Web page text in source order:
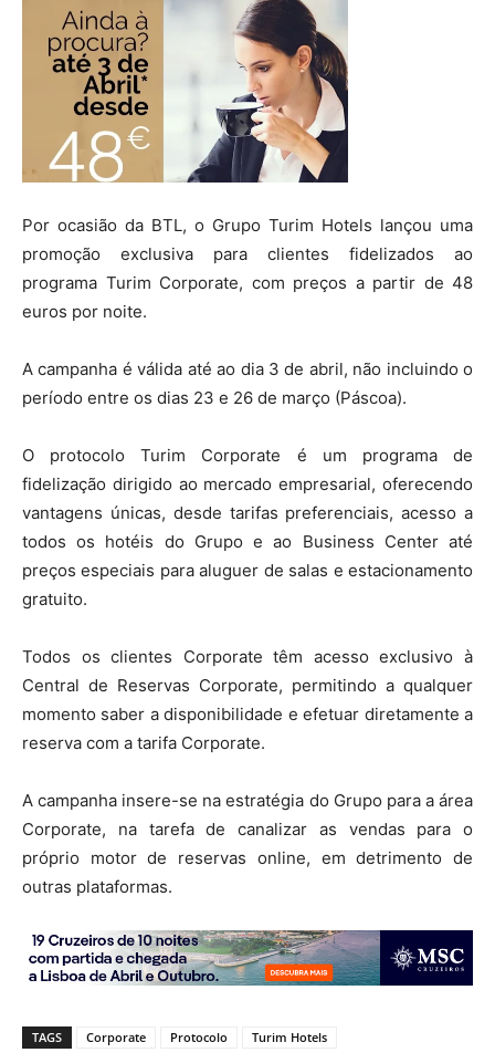
Por ocasião da BTL, o Grupo Turim Hotels lançou uma
promoção exclusiva para clientes fidelizados ao
programa Turim Corporate, com preços a partir de 48
euros por noite.
A campanha é válida até ao dia 3 de abril, não incluindo o
período entre os dias 23 e 26 de março (Páscoa).
O protocolo Turim Corporate é um programa de
fidelização dirigido ao mercado empresarial, oferecendo
vantagens únicas, desde tarifas preferenciais, acesso a
todos os hotéis do Grupo e ao Business Center até
preços especiais para aluguer de salas e estacionamento
gratuito.
Todos os clientes Corporate têm acesso exclusivo à
Central de Reservas Corporate, permitindo a qualquer
momento saber a disponibilidade e efetuar diretamente a
reserva com a tarifa Corporate.
A campanha insere-se na estratégia do Grupo para a área
Corporate, na tarefa de canalizar as vendas para o
próprio motor de reservas online, em detrimento de
outras plataformas.
TAGS Corporate Protocolo Turim Hotels